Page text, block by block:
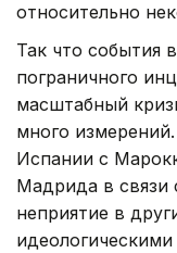
относительно
Так что события
пограничного
масштабный
много
Испании с
Мадрида в связи
неприятие в